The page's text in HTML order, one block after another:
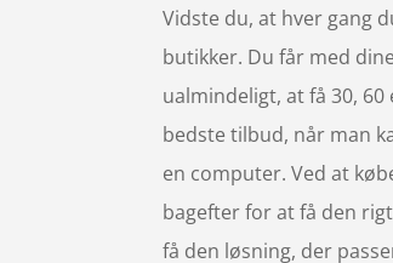
Vidste du, at hver gang
butikker. Du får med
ualmindeligt, at få 30,
bedste tilbud, når man
en computer. Ved at
bagefter for at få den
få den løsning, der